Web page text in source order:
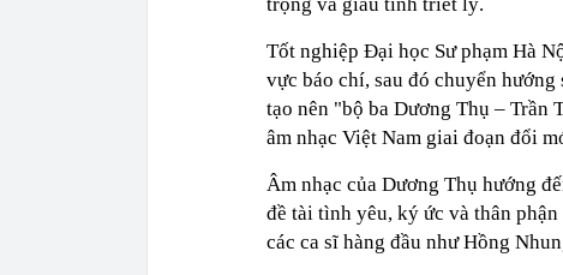
Tốt nghiệp Đại học Sư phạm Hà
vực báo chí, sau đó chuyển
tạo nên "bộ ba Dương Thụ – Trần
âm nhạc Việt Nam giai đoạn đổi
Âm nhạc của Dương Thụ hướng
đề tài tình yêu, ký ức và thân
các ca sĩ hàng đầu như Hồng